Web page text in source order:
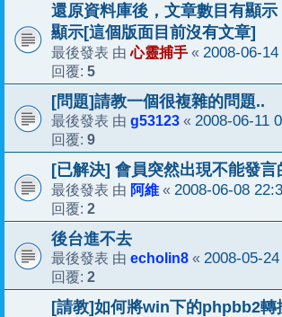
還原資料庫後，文章數目有顯
顯示[這個版面目前沒有文章]
最後發表 由心靈捕手 « 2008-06-
回覆: 5
[問題]請教一個很複雜的問題..
最後發表 由 g53123 « 2008-06-11
回覆: 9
[已解決] 會員突然出現不能發言
最後發表 由 阿維 « 2008-06-08
回覆: 2
後台進不去
最後發表 由 echolin8 « 2008-05-
回覆: 2
[請教]如何將win下的phpbb2